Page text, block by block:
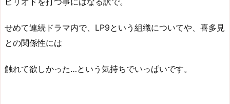
せめて連続ドラマ内で、LP9という組織についてや、喜多見
との関係性には
触れて欲しかった…という気持ちでいっぱいです。